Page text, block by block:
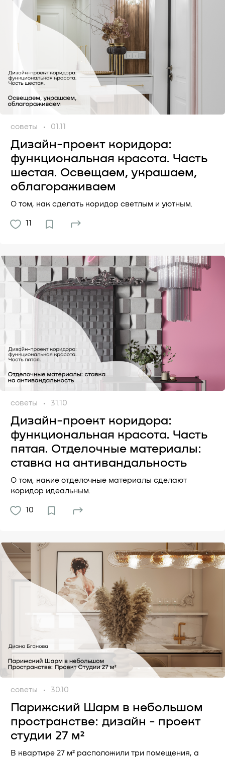
советы 01.11
Дизайн-проект коридора:
функциональная красота. Часть
шестая. Освещаем, украшаем,
облагораживаем
О том, как сделать коридор светлым и уютным.
советы 31.10
Дизайн-проект коридора:
функциональная красота. Часть
пятая. Отделочные материалы:
ставка на антивандальность
О том, какие отделочные материалы сделают
коридор идеальным.
10
советы 30.10
Парижский Шарм в небольшом
пространстве: дизайн - проект
студии 27 м²
В квартире 27 м² расположили три помещения, а